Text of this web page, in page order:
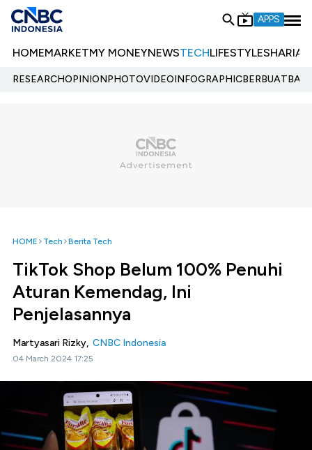
APPS
HOMEMARKETMY MONEYNEWSTECHLIFESTYLESHARIA
RESEARCHOPINIONPHOTOVIDEOINFOGRAPHIC
HOME Tech Berita Tech
TikTok Shop Belum 100% Penuhi
Aturan Kemendag, Ini
Penjelasannya
Martyasari Rizky, CNBC Indonesia
04 March 2024 17:25